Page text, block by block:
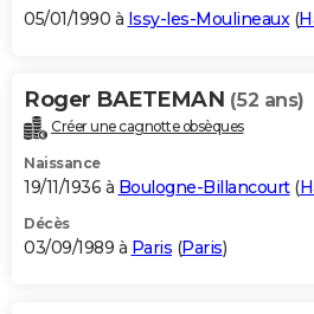
05/01/1990 à Issy-les-Moulineaux(
Roger BAETEMAN (52 ans)
Créer une cagnotte obsèques
Naissance
19/11/1936 à Boulogne-Billancourt(
Décès
03/09/1989 à Paris (Paris)